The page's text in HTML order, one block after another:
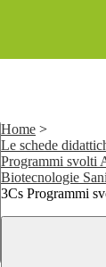
Home >
Le schede
Programmi svolti
Biotecnologie
3Cs Programmi